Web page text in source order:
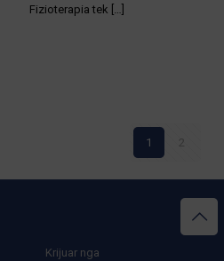
Fizioterapia tek […]
1 2
Krijuar nga